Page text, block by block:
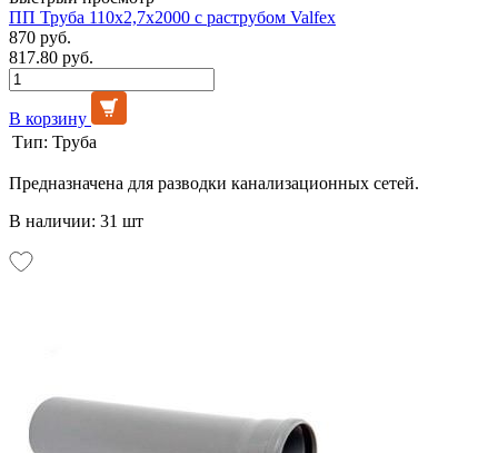
ПП Труба 110х2,7х2000 с раструбом Valfex
870 руб.
817.80 руб.
В корзину
Тип: Труба
Предназначена для разводки канализационных сетей.
В наличии: 31 шт